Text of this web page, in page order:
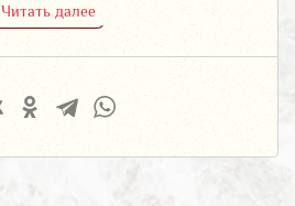
Читать далее